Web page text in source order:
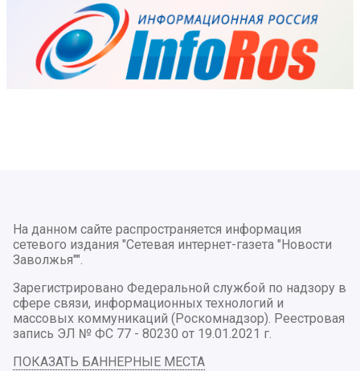
На данном сайте распространяется информация
сетевого издания "Сетевая интернет-газета "Новости
Заволжья"".
Зарегистрировано Федеральной службой по надзору в
сфере связи, информационных технологий и
массовых коммуникаций (Роскомнадзор). Реестровая
запись ЭЛ № ФС 77 - 80230 от 19.01.2021 г.
ПОКАЗАТЬ БАННЕРНЫЕ МЕСТА